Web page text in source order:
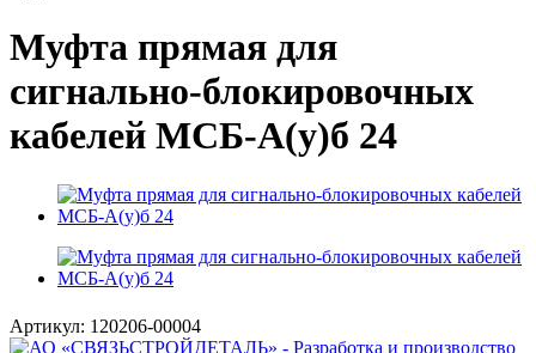
Муфта прямая для
сигнально-блокировочных
кабелей МСБ-А(у)б 24
Артикул: 120206-00004